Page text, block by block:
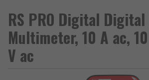
RS PRO Digital
Multimeter, 10 A ac,
V ac